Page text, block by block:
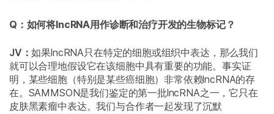
Q：如何将lncRNA用作诊断和治疗开发的生物标记？
JV：如果lncRNA只在特定的细胞或组织中表达，那么我们
就可以合理地假设它在该细胞中具有重要的功能。事实证
明，某些细胞（特别是某些癌细胞）非常依赖lncRNA的存
在。SAMMSON是我们鉴定的第一批lncRNA之一，它只在
皮肤黑素瘤中表达。我们与合作者一起发现了沉默